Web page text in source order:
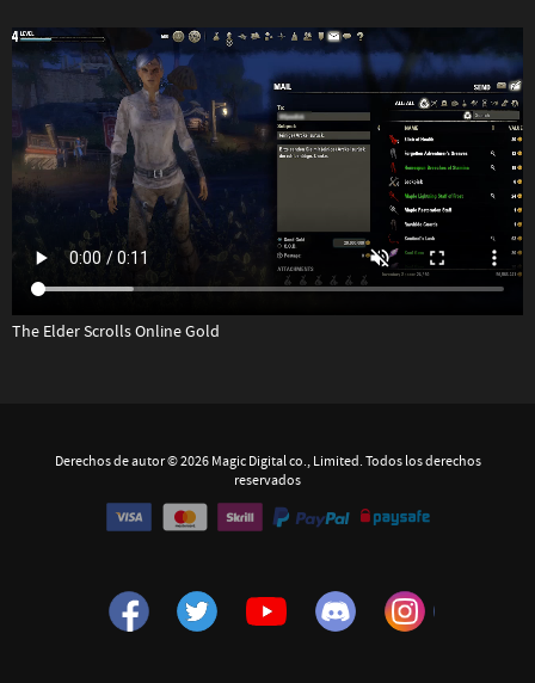
The Elder Scrolls Online Gold
Derechos de autor © 2026 Magic Digital co., Limited. Todos los derechos
reservados